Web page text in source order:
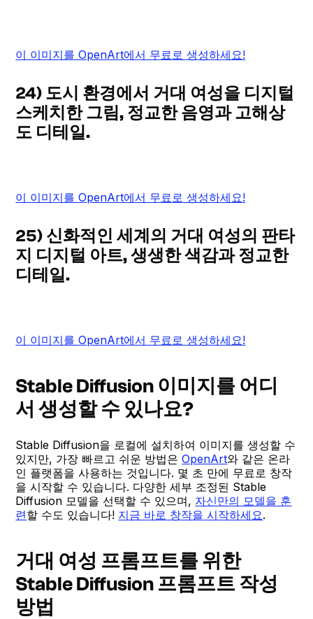
이 이미지를 OpenArt에서 무료로 생성하세요!
24) 도시 환경에서 거대 여성을 디지털
스케치한 그림, 정교한 음영과 고해상
도 디테일.
이 이미지를 OpenArt에서 무료로 생성하세요!
25) 신화적인 세계의 거대 여성의 판타
지 디지털 아트, 생생한 색감과 정교한
디테일.
이 이미지를 OpenArt에서 무료로 생성하세요!
Stable Diffusion 이미지를 어디
서 생성할 수 있나요?
Stable Diffusion을 로컬에 설치하여 이미지를 생성할 수
있지만, 가장 빠르고 쉬운 방법은OpenArt와 같은 온라
인 플랫폼을 사용하는 것입니다. 몇 초 만에 무료로 창작
을 시작할 수 있습니다. 다양한 세부 조정된 Stable
Diffusion 모델을 선택할 수 있으며, 자신만의 모델을 훈
련할 수도 있습니다! 지금 바로 창작을 시작하세요.
거대 여성 프롬프트를 위한
Stable Diffusion 프롬프트 작성
방법